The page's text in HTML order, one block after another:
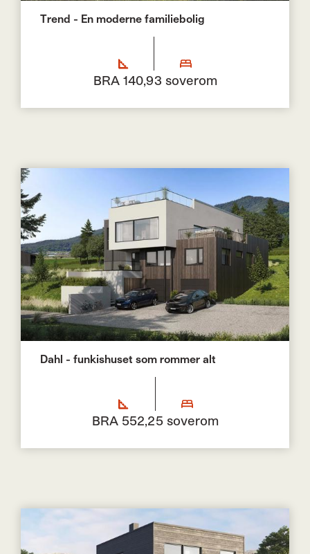
Trend - En moderne familiebolig
BRA 140,93 soverom
Dahl - funkishuset som rommer alt
BRA 552,25 soverom